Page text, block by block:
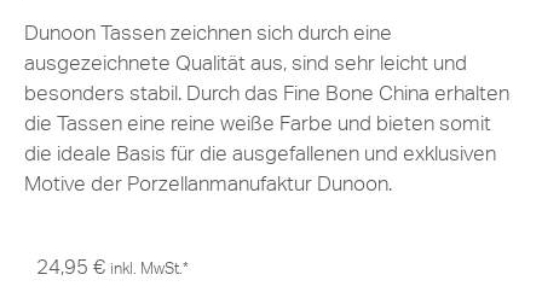
Dunoon Tassen zeichnen sich durch eine
ausgezeichnete Qualität aus, sind sehr leicht und
besonders stabil. Durch das Fine Bone China erhalten
die Tassen eine reine weiße Farbe und bieten somit
die ideale Basis für die ausgefallenen und exklusiven
Motive der Porzellanmanufaktur Dunoon.
24,95 € inkl. MwSt.*